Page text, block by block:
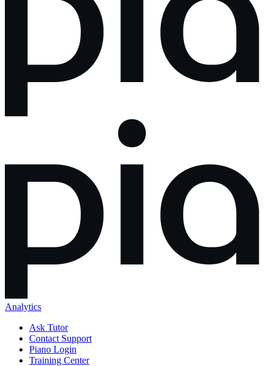
Analytics
Ask Tutor
Contact Support
Piano Login
Training Center